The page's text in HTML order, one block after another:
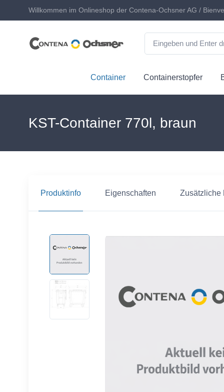
Willkommen im Onlineshop der Contena-Ochsner AG /
Container Containerstopfer
KST-Container 770l, braun
Produktinfo Eigenschaften Zusätzliche